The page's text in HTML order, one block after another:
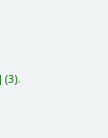
(3).